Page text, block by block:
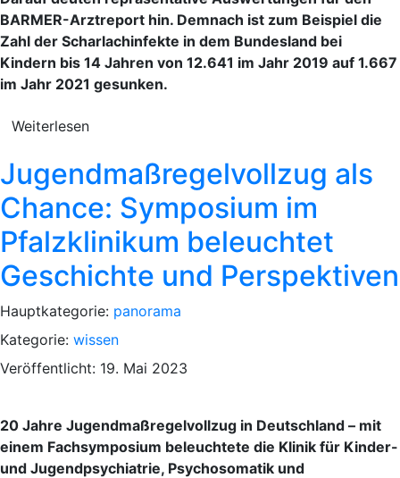
BARMER-Arztreport hin. Demnach ist zum Beispiel die
Zahl der Scharlachinfekte in dem Bundesland bei
Kindern bis 14 Jahren von 12.641 im Jahr 2019 auf 1.667
im Jahr 2021 gesunken.
Weiterlesen
Jugendmaßregelvollzug als
Chance: Symposium im
Pfalzklinikum beleuchtet
Geschichte und Perspektiven
Hauptkategorie: panorama
Kategorie: wissen
Veröffentlicht: 19. Mai 2023
20 Jahre Jugendmaßregelvollzug in Deutschland – mit
einem Fachsymposium beleuchtete die Klinik für Kinder-
und Jugendpsychiatrie, Psychosomatik und